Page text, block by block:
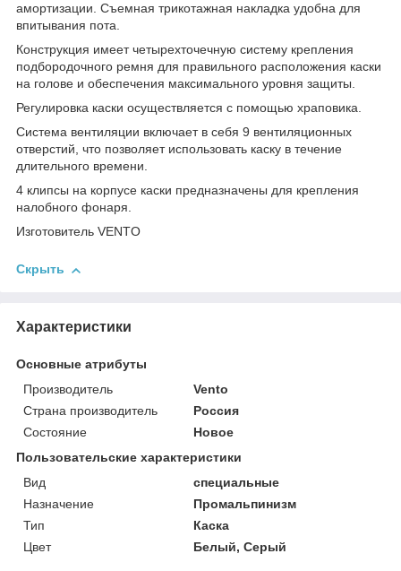
амортизации. Съемная трикотажная накладка удобна для
впитывания пота.
Конструкция имеет четырехточечную систему крепления
подбородочного ремня для правильного расположения каски
на голове и обеспечения максимального уровня защиты.
Регулировка каски осуществляется с помощью храповика.
Система вентиляции включает в себя 9 вентиляционных
отверстий, что позволяет использовать каску в течение
длительного времени.
4 клипсы на корпусе каски предназначены для крепления
налобного фонаря.
Изготовитель VENTO
Скрыть
Характеристики
Основные атрибуты
Производитель
Vento
Страна производитель
Россия
Состояние
Новое
Пользовательские характеристики
Вид
специальные
Назначение
Промальпинизм
Тип
Каска
Цвет
Белый, Серый